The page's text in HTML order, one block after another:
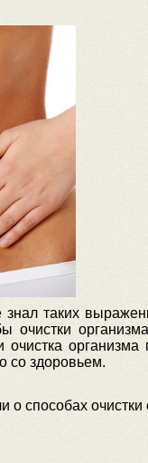
знал таких
очистки
очистка
со здоровьем.
о способах очистки